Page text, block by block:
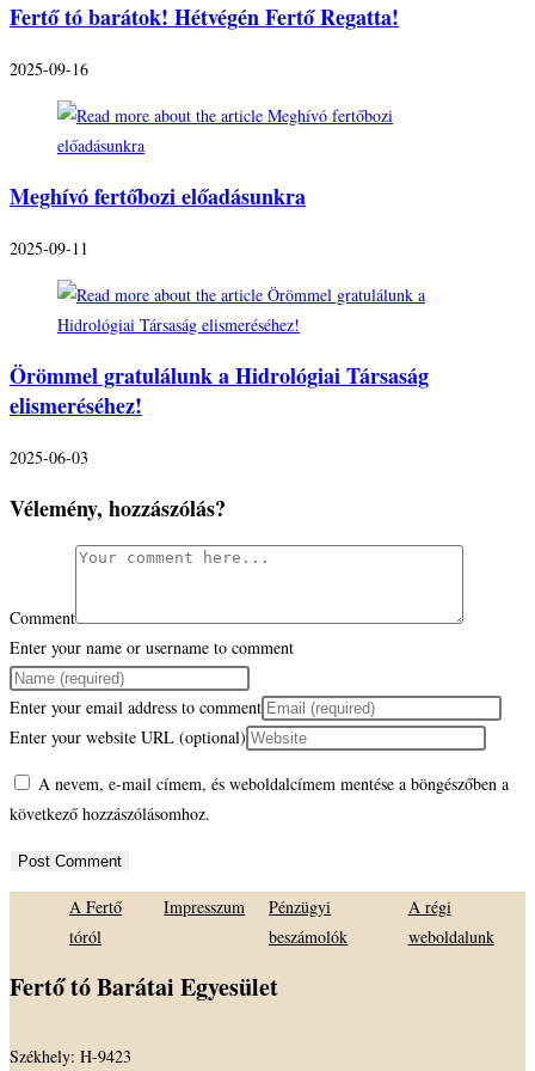
Fertő tó barátok! Hétvégén Fertő Regatta!
2025-09-16
Meghívó fertőbozi előadásunkra
2025-09-11
Örömmel gratulálunk a Hidrológiai Társaság
elismeréséhez!
2025-06-03
Vélemény, hozzászólás?
Comment
Enter your name or username to comment
Enter your email address to comment
Enter your website URL (optional)
A nevem, e-mail címem, és weboldalcímem mentése a böngészőben a
következő hozzászólásomhoz.
A Fertő
tóról
Impresszum
Pénzügyi
beszámolók
A régi
weboldalunk
Fertő tó Barátai Egyesület
Székhely: H-9423